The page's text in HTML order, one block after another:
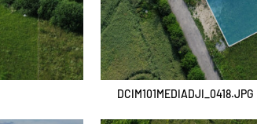
DCIM101MEDIADJI_0418.JPG